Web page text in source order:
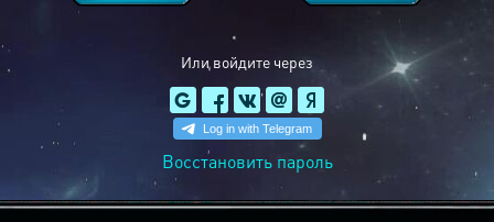
Или войдите через
Восстановить пароль